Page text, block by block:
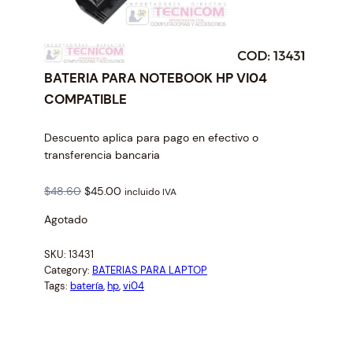
BATERIA PARA NOTEBOOK HP VI04
COMPATIBLE
Descuento aplica para pago en efectivo o
transferencia bancaria
$48.60 O
i
i
n
a
$45.00 C
n
t
incluido IVA
Agotado
SKU: 13431
Category: BATERIAS PARA LAPTOP
Tags: batería, hp, vi04